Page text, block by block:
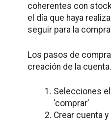
coherentes con
el día que haya
seguir para la
Los pasos de
creación de la cuenta.
Selecciones
‘comprar’
Crear cuenta